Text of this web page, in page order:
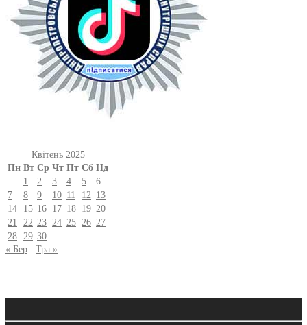
Квітень 2025
Пн Вт Ср Чт Пт Сб Нд
1
2 3 4 5
6
7
8 9 10 11 12 13
14
15 16 17 18 19 20
21
22 23 24 25 26 27
28
29 30
« Бер
Тра »